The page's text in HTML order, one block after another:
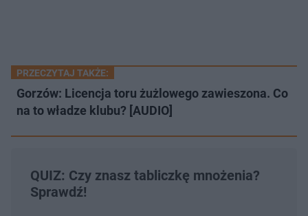
PRZECZYTAJ TAKŻE:
Gorzów: Licencja toru żużlowego zawieszona. Co
na to władze klubu? [AUDIO]
QUIZ: Czy znasz tabliczkę mnożenia?
Sprawdź!